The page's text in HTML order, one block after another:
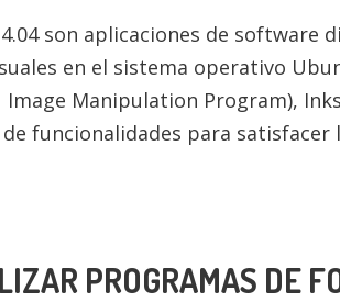
son aplicaciones de software
en el sistema operativo
Manipulation Program),
funcionalidades para satisfacer
PROGRAMAS DE